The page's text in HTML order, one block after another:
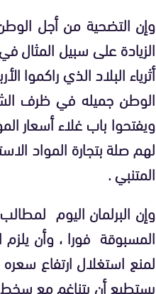
وإن التضحية من أجل
الزيادة على سبيل
أثرياء البلاد الذي راكموا
الوطن جميله في ظرف
ويفتحوا باب غلاء أسعار
لهم صلة بتجارة المواد
المتنبي .
وإن البرلمان اليوم
المسبوقة فورا ، وأن
لمنع استغلال ارتفاع
يستطيع أن يتناغم مع سخط